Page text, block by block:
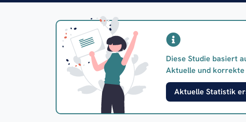
Diese Studie basiert
Aktuelle und korrekte
Aktuelle Statistik